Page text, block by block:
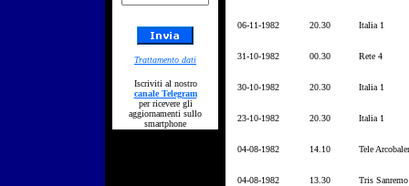
Trattamento dati
Iscriviti al nostro
canale Telegram
per ricevere gli
aggiornamenti sullo
smartphone
06-11-1982 20.30 Italia 1
31-10-1982 00.30 Rete 4
30-10-1982 20.30 Italia 1
23-10-1982 20.30 Italia 1
04-08-1982 14.10 Tele
04-08-1982 13.30 Tris Sanremo